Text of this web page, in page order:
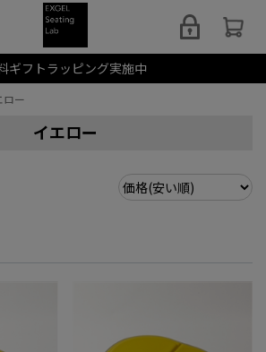
ギフトラッピング実施中
イエロー
ロー